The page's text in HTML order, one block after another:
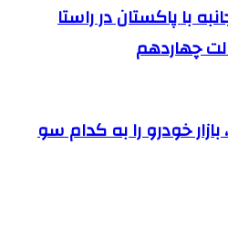
با پاکستان در راستا
چهاردهم
خودرو را به کدام سو